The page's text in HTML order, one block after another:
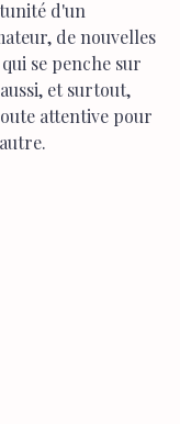
d'un
de nouvelles
se penche sur
et surtout,
attentive pour